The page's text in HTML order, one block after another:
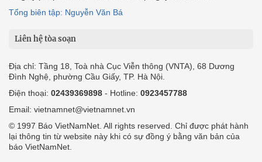
Tổng biên tập: Nguyễn Văn Bá
Liên hệ tòa soạn
Địa chỉ: Tầng 18, Toà nhà Cục Viễn thông (VNTA), 68 Dương
Đình Nghệ, phường Cầu Giấy, TP. Hà Nội.
Điện thoại: 02439369898 - Hotline: 0923457788
Email: vietnamnet@vietnamnet.vn
© 1997 Báo VietNamNet. All rights reserved. Chỉ được phát hành
lại thông tin từ website này khi có sự đồng ý bằng văn bản của
báo VietNamNet.